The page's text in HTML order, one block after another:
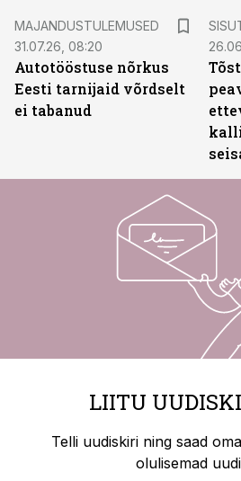
MAJANDUSTULEMUSED
31.07.26, 08:20
Autotööstuse nõrkus
Eesti tarnijaid võrdselt
ei tabanud
LIITU
Telli uudiskiri ning saad
olulisemad